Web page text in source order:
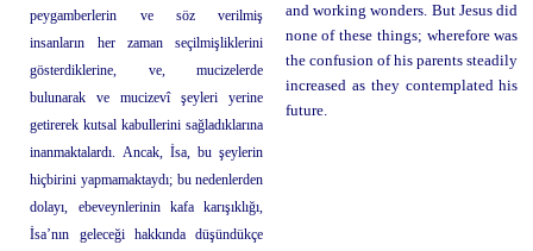
peygamberlerin ve söz verilmiş
insanların her zaman seçilmişliklerini
gösterdiklerine, ve, mucizelerde
bulunarak ve mucizevî şeyleri yerine
getirerek kutsal kabullerini sağladıklarına
inanmaktalardı. Ancak, İsa, bu şeylerin
hiçbirini yapmamaktaydı; bu nedenlerden
dolayı, ebeveynlerinin kafa karışıklığı,
İsa’nın geleceği hakkında düşündükçe
and working wonders. But Jesus did
none of these things; wherefore was
the confusion of his parents steadily
increased as they contemplated his
future.